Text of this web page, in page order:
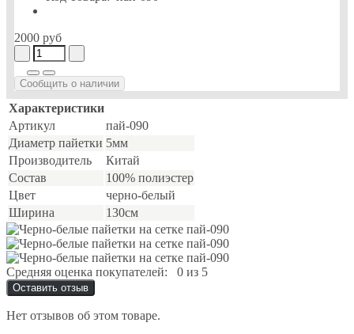
2000 руб
Сообщить о наличии
Характеристики
Артикул
пай-090
Диаметр пайетки 5мм
Производитель
Китай
Состав
100% полиэстер
Цвет
черно-белый
Ширина
130см
Средняя оценка покупателей: 0 из 5
Оставить отзыв
Нет отзывов об этом товаре.